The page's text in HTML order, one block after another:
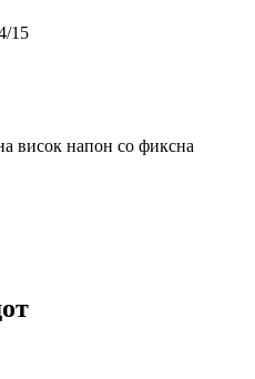
15
висок напон со фиксна